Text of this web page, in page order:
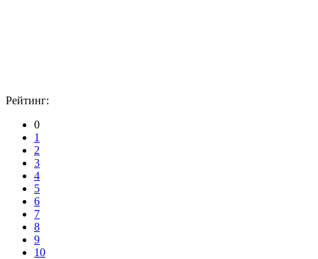
Рейтинг:
0
1
2
3
4
5
6
7
8
9
10